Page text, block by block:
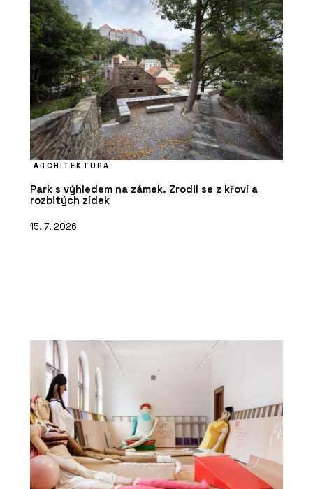
ARCHITEKTURA
Park s výhledem na zámek. Zrodil se z křoví a
rozbitých zídek
15. 7. 2026